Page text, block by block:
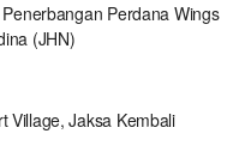
Perdana Wings
(JHN)
Village, Jaksa Kembali